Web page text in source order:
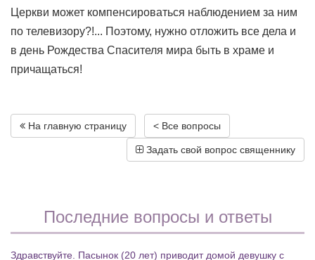
Церкви может компенсироваться наблюдением за ним
по телевизору?!... Поэтому, нужно отложить все дела и
в день Рождества Спасителя мира быть в храме и
причащаться!
На главную страницу < Все вопросы
Задать свой вопрос священнику
Последние вопросы и ответы
Здравствуйте. Пасынок (20 лет) приводит домой девушку с